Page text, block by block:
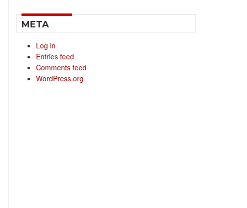
META
Log in
Entries feed
Comments feed
WordPress.org